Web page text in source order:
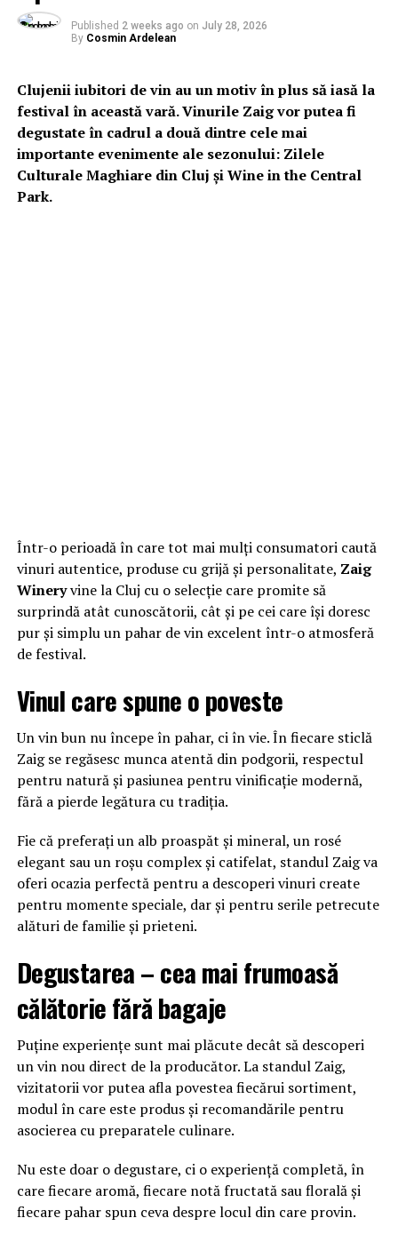
Published 2 weeks ago on July 28, 2026
By Cosmin Ardelean
Clujenii iubitori de vin au un motiv în plus să iasă la
festival în această vară. Vinurile Zaig vor putea fi
degustate în cadrul a două dintre cele mai
importante evenimente ale sezonului: Zilele
Culturale Maghiare din Cluj și Wine in the Central
Park.
Într-o perioadă în care tot mai mulți consumatori caută
vinuri autentice, produse cu grijă și personalitate, Zaig
Wineryvine la Cluj cu o selecție care promite să
surprindă atât cunoscătorii, cât și pe cei care își doresc
pur și simplu un pahar de vin excelent într-o atmosferă
de festival.
Vinul care spune o poveste
Un vin bun nu începe în pahar, ci în vie. În fiecare sticlă
Zaig se regăsesc munca atentă din podgorii, respectul
pentru natură și pasiunea pentru vinificație modernă,
fără a pierde legătura cu tradiția.
Fie că preferați un alb proaspăt și mineral, un rosé
elegant sau un roșu complex și catifelat, standul Zaig va
oferi ocazia perfectă pentru a descoperi vinuri create
pentru momente speciale, dar și pentru serile petrecute
alături de familie și prieteni.
Degustarea – cea mai frumoasă
călătorie fără bagaje
Puține experiențe sunt mai plăcute decât să descoperi
un vin nou direct de la producător. La standul Zaig,
vizitatorii vor putea afla povestea fiecărui sortiment,
modul în care este produs și recomandările pentru
asocierea cu preparatele culinare.
Nu este doar o degustare, ci o experiență completă, în
care fiecare aromă, fiecare notă fructată sau florală și
fiecare pahar spun ceva despre locul din care provin.